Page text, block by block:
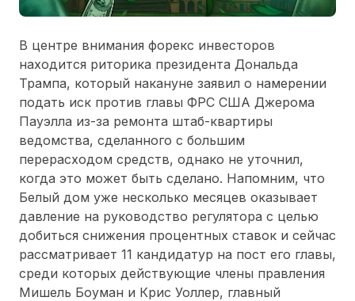
В центре внимания форекс инвесторов
находится риторика президента Дональда
Трампа, который накануне заявил о намерении
подать иск против главы ФРС США Джерома
Пауэлла из-за ремонта штаб-квартиры
ведомства, сделанного с большим
перерасходом средств, однако не уточнил,
когда это может быть сделано. Напомним, что
Белый дом уже несколько месяцев оказывает
давление на руководство регулятора с целью
добиться снижения процентных ставок и сейчас
рассматривает 11 кандидатур на пост его главы,
среди которых действующие члены правления
Мишель Боуман и Крис Уоллер, главный